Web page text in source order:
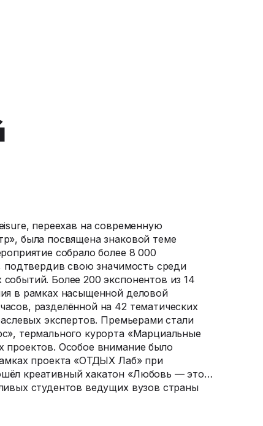
переехав на современную
была посвящена знаковой теме
собрало более 8 000
подтвердив свою значимость среди
Более 200 экспонентов из 14
в рамках насыщенной деловой
разделённой на 42 тематических
экспертов. Премьерами стали
термального курорта «Марциальные
Особое внимание было
проекта «ОТДЫХ Лаб» при
креативный хакатон «Любовь — это…
студентов ведущих вузов страны